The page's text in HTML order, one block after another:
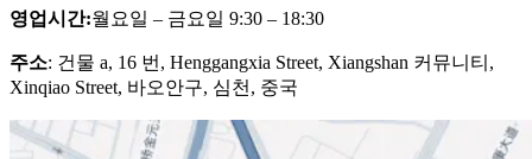
영업시간:월요일 – 금요일 9:30 – 18:30
주소: 건물 a, 16 번, Henggangxia Street, Xiangshan 커뮤니티,
Xinqiao Street, 바오안구, 심천, 중국